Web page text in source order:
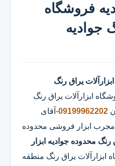
فروشگاه
جوادیه
یراق رنگ
ابزارآلات یراق رنگ
09199962202-آقای
ابزار فروشی محدوده
رنگ محدوده جوادیه ابزار
ابزارآلات یراق رنگ منطقه